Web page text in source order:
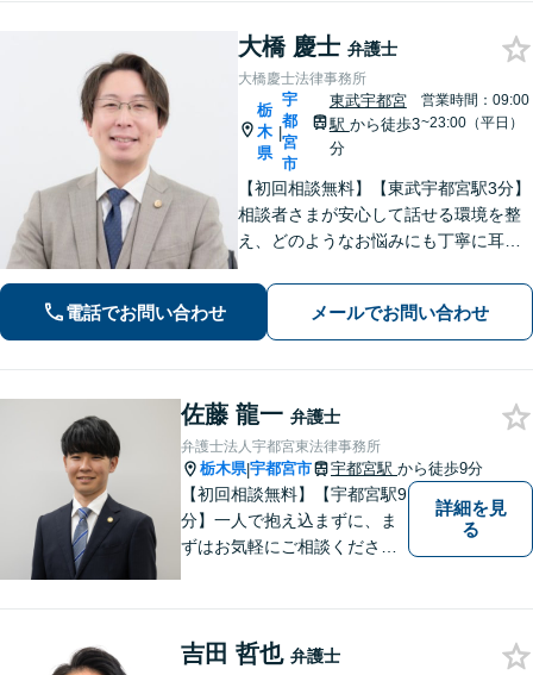
大橋 慶士 弁護士
大橋慶士法律事務所
栃
木
県
|
宇
都
宮
市
東武宇都宮
駅 から徒歩3
分
営業時間：09:00
~23:00（平日）
【初回相談無料】【東武宇都宮駅3分】
相談者さまが安心して話せる環境を整
え、どのようなお悩みにも丁寧に耳を
費、婚姻費用、複雑な案件にも対応」
「相続：遺産分割協議、遺留分侵害請
求、相続放棄などあらゆる問題に対
応」
電話でお問い合わせ メールでお問い合わせ
佐藤 龍一 弁護士
弁護士法人宇都宮東法律事務所
栃木県|宇都宮市 宇都宮駅 から徒歩9分
【初回相談無料】【宇都宮駅9
分】一人で抱え込まずに、ま
ずはお気軽にご相談くださ
詳細を見
る
吉田 哲也 弁護士